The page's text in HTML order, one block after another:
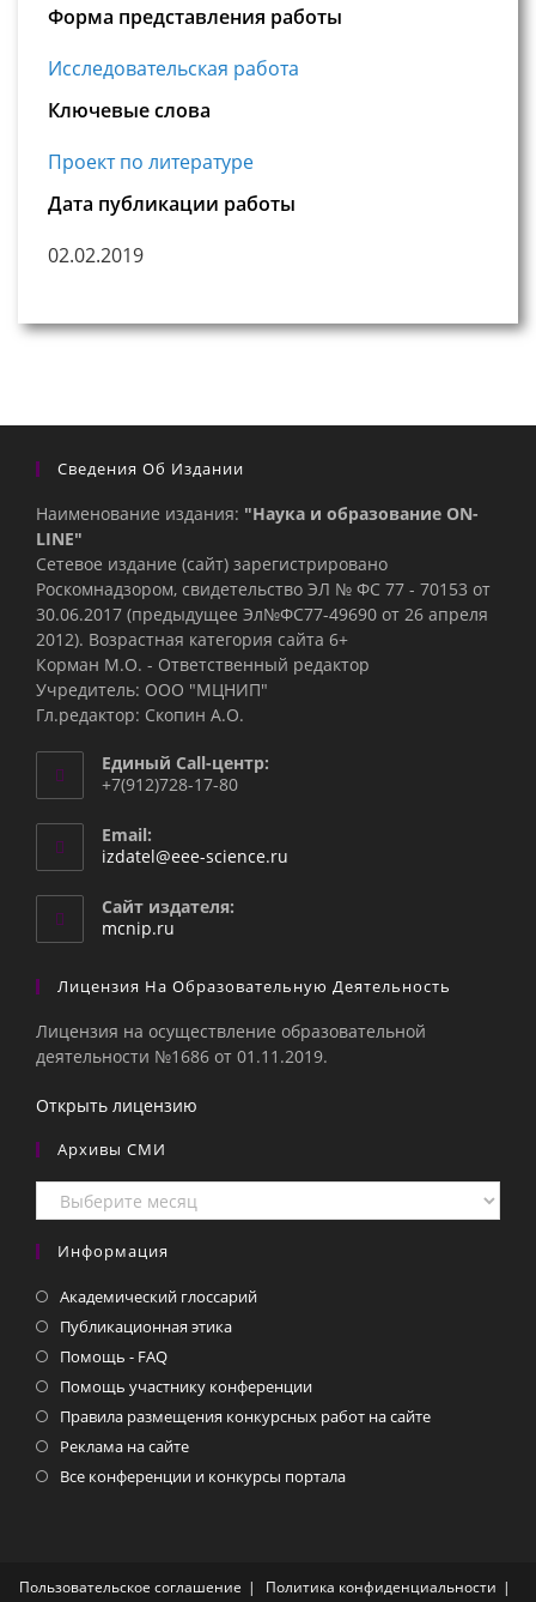
Форма представления работы
Исследовательская работа
Ключевые слова
Проект по литературе
Дата публикации работы
02.02.2019
Сведения Об Издании
Наименование издания: "Наука и образование ON-
LINE"
Сетевое издание (сайт) зарегистрировано
Роскомнадзором, свидетельство ЭЛ № ФС 77 - 70153 от
30.06.2017 (предыдущее Эл№ФC77-49690 от 26 апреля
2012). Возрастная категория сайта 6+
Корман М.О. - Ответственный редактор
Учредитель: ООО "МЦНИП"
Гл.редактор: Скопин А.О.
Единый Call-центр:
+7(912)728-17-80
Email:
izdatel@eee-science.ru
Сайт издателя:
mcnip.ru
Лицензия На Образовательную Деятельность
Лицензия на осуществление образовательной
деятельности №1686 от 01.11.2019.
Открыть лицензию
Архивы СМИ
Архивы
СМИ
Информация
Академический глоссарий
Публикационная этика
Помощь - FAQ
Помощь участнику конференции
Правила размещения конкурсных работ на сайте
Реклама на сайте
Все конференции и конкурсы портала
Пользовательское соглашение
Политика конфиденциальности